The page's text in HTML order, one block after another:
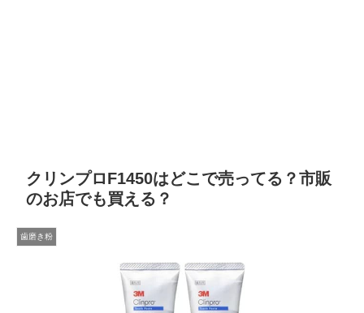
クリンプロF1450はどこで売ってる？市販
のお店でも買える？
歯磨き粉